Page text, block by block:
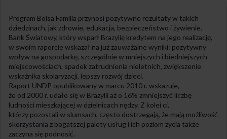
Program Bolsa Família przynosi pozytywne rezultaty w takich
dziedzinach, jak zdrowie, edukacja, bezpieczeństwo i żywienie.
Bank Światowy, który wsparł Brazylię kredytem na jego realizację,
w swoim raporcie wskazał na już zauważalne wyniki: pozytywny
wpływ na gospodarkę, szczególnie w mniejszych i biedniejszych
miejscowościach, spadek zatrudnienia nieletnich, zwiększenie
wskaźnika skolaryzacji, lepszy rozwój dzieci.
Raport UNDP opublikowany w marcu 2010 r. wskazuje,
że od 2000 r. udało się w Brazylii aż o 16% zmniejszyć liczbę
ludności mieszkającej w dzielnicach nędzy. Z kolei ci,
którzy pozostali w slumsach, często dostrzegają, że mają możliwość
skorzystania z bogatszej palety usług i ich poziom życia także
zaczyna się podnosić.